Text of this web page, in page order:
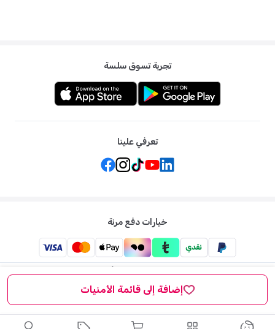
إضافة إلى قائمة الأمنيات
تجربة تسوق سلسة
تعرفي علينا
خيارات دفع مرنة
2026 ممزورلد . جميع الحقوق محفوظة